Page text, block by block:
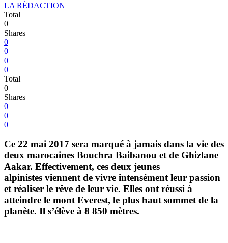
LA RÉDACTION
Total
0
Shares
0
0
0
0
Total
0
Shares
0
0
0
Ce 22 mai 2017 sera marqué à jamais dans la vie des
deux marocaines Bouchra Baibanou et de Ghizlane
Aakar. Effectivement, ces deux jeunes
alpinistes viennent de vivre intensément leur passion
et réaliser le rêve de leur vie. Elles ont réussi à
atteindre le mont Everest, le plus haut sommet de la
planète. Il s’élève à 8 850 mètres.